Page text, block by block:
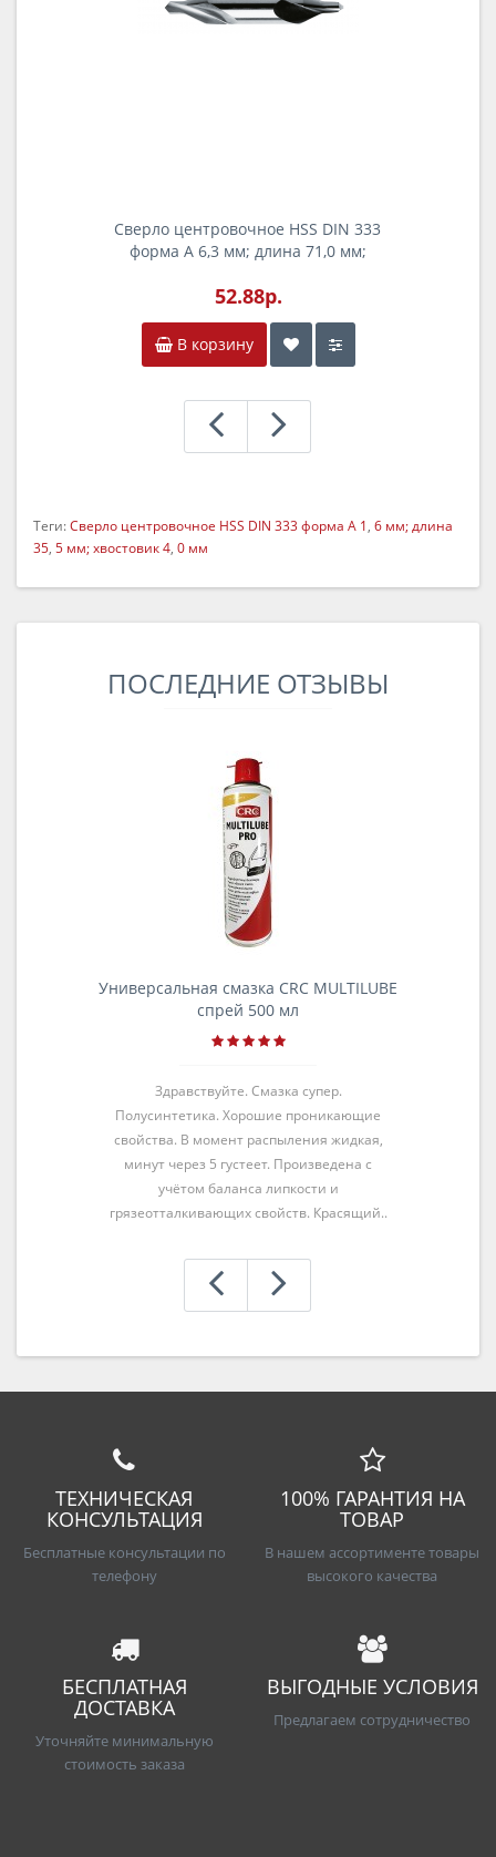
Сверло центровочное HSS DIN 333
форма A 6,3 мм; длина 71,0 мм;
52.88р.
В корзину
Теги:Сверло центровочное HSS DIN 333 форма A 1, 6 мм; длина
35, 5 мм; хвостовик 4, 0 мм
ПОСЛЕДНИЕ ОТЗЫВЫ
Универсальная смазка CRC MULTILUBE
спрей 500 мл
Здравствуйте. Смазка супер.
Полусинтетика. Хорошие проникающие
свойства. В момент распыления жидкая,
минут через 5 густеет. Произведена с
учётом баланса липкости и
грязеотталкивающих свойств. Красящий..
ТЕХНИЧЕСКАЯ
КОНСУЛЬТАЦИЯ
Бесплатные консультации по
телефону
100% ГАРАНТИЯ НА
ТОВАР
В нашем ассортименте товары
высокого качества
БЕСПЛАТНАЯ
ДОСТАВКА
Уточняйте минимальную
стоимость заказа
ВЫГОДНЫЕ УСЛОВИЯ
Предлагаем сотрудничество